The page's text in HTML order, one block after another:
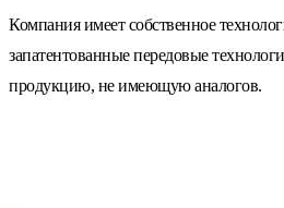
Компания имеет собственное
запатентованные передовые
продукцию, не имеющую аналогов.